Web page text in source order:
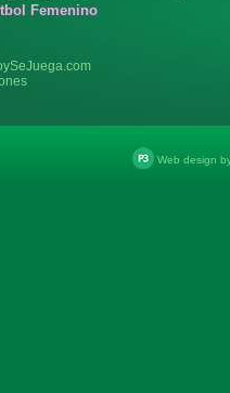
Femenino
Web design